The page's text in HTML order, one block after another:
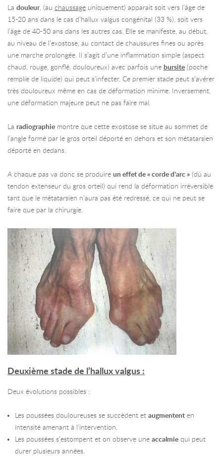
La douleur , (au chaussage uniquement) apparait soit vers l’âge de
15-20 ans dans le cas d’hallux valgus congénital (33 %), soit vers
l’âge de 40-50 ans dans les autres cas. Elle se manifeste, au début,
au niveau de l’exostose, au contact de chaussures fines ou après
une marche prolongée. Il s’agit d’une inflammation simple (aspect
chaud, rouge, gonflé, douloureux) avec parfois une bursite (poche
remplie de liquide) qui peut s’infecter. Ce premier stade peut s’avérer
très douloureux même en cas de déformation minime. Inversement,
une déformation majeure peut ne pas faire mal.
La radiographie montre que cette exostose se situe au sommet de
l’angle formé par le gros orteil déporté en dehors et son métatarsien
déporté en dedans.
A chaque pas va donc se produire un effet de « corde d’arc » (dû au
tendon extenseur du gros orteil) qui rend la déformation irréversible
tant que le métatarsien n’aura pas été redressé, ce qui ne peut se
faire que par la chirurgie.
Deuxième stade de l’hallux valgus :
Deux évolutions possibles :
Les poussées douloureuses se succèdent et augmentent en
intensité amenant à l’intervention.
Les poussées s’estompent et on observe une accalmie qui peut
durer plusieurs années.